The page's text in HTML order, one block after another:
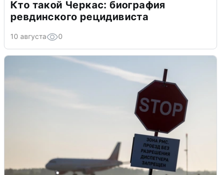
Кто такой Черкас: биография
ревдинского рецидивиста
10 августа 0